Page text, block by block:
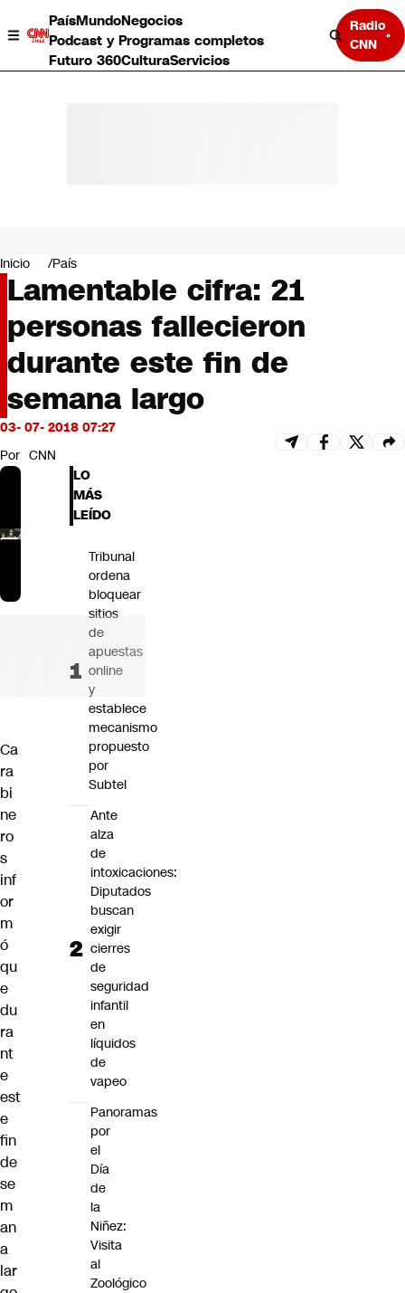
PaísMundoNegocios
Podcast y Programas completos
Futuro 360CulturaServicios
Radio
CNN
Negocios
Deportes
Programas completos
Cultura
Servicios
Bits
CNN tiempo
Futuro 360
Inicio País
Lamentable cifra: 21
personas fallecieron
durante este fin de
semana largo
03- 07- 2018 07:27
Por CNN
Ca
ra
bi
ne
ro
s
inf
or
m
ó
qu
e
du
ra
nt
e
est
e
fin
de
se
m
an
a
lar
LO
MÁS
LEÍDO
Tribunal
ordena
bloquear
sitios
de
apuestas
online
y
establece
mecanismo
propuesto
por
Subtel
Ante
alza
de
intoxicaciones:
Diputados
buscan
exigir
cierres
de
seguridad
infantil
en
líquidos
de
vapeo
Panoramas
por
el
Día
de
la
Niñez:
Visita
al
Zoológico